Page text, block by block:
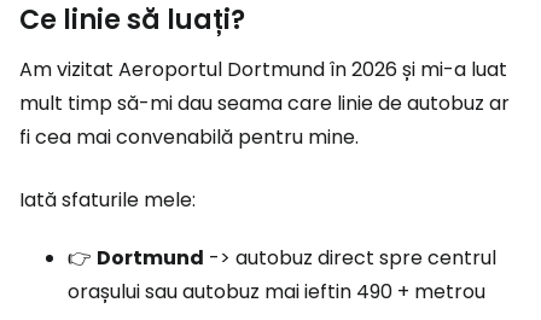
Ce linie să luați?
Am vizitat Aeroportul Dortmund în 2026 și mi-a luat
mult timp să-mi dau seama care linie de autobuz ar
fi cea mai convenabilă pentru mine.
Iată sfaturile mele:
👉 Dortmund -> autobuz direct spre centrul
orașului sau autobuz mai ieftin 490 + metrou